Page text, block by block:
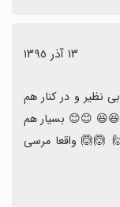
١٣ آذر ١٣٩٥